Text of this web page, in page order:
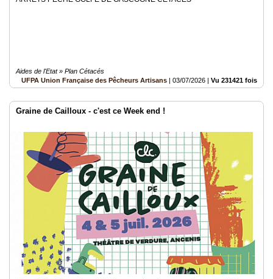
Aides de l'Etat » Plan Cétacés
UFPA Union Française des Pêcheurs Artisans | 03/07/2026 | Vu 231421 fois
Graine de Cailloux - c'est ce Week end !